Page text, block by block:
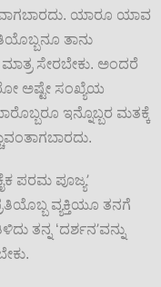
ಯಾರೂ ಯಾವ
ತಾನು
ಸೇರಬೇಕು. ಅಂದರೆ
ಅಷ್ಟೇ ಸಂಖ್ಯೆಯ
ಇನ್ನೊಬ್ಬರ ಮತಕ್ಕೆ
ಪರಮ ಪೂಜ್ಯ’
ವ್ಯಕ್ತಿಯೂ ತನಗೆ
ತನ್ನ ‘ದರ್ಶನ’ವನ್ನು